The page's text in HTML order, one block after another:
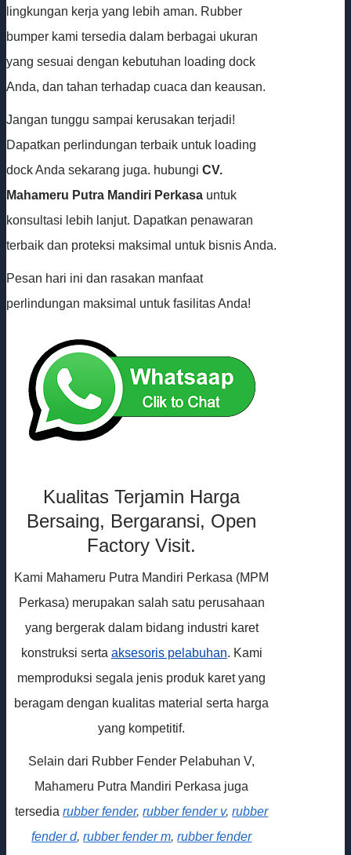
lingkungan kerja yang lebih aman. Rubber
bumper kami tersedia dalam berbagai ukuran
yang sesuai dengan kebutuhan loading dock
Anda, dan tahan terhadap cuaca dan keausan.
Jangan tunggu sampai kerusakan terjadi!
Dapatkan perlindungan terbaik untuk loading
dock Anda sekarang juga. hubungi CV.
Mahameru Putra Mandiri Perkasa untuk
konsultasi lebih lanjut. Dapatkan penawaran
terbaik dan proteksi maksimal untuk bisnis Anda.
Pesan hari ini dan rasakan manfaat
perlindungan maksimal untuk fasilitas Anda!
Kualitas Terjamin Harga
Bersaing, Bergaransi, Open
Factory Visit.
Kami Mahameru Putra Mandiri Perkasa (MPM
Perkasa) merupakan salah satu perusahaan
yang bergerak dalam bidang industri karet
konstruksi serta aksesoris pelabuhan. Kami
memproduksi segala jenis produk karet yang
beragam dengan kualitas material serta harga
yang kompetitif.
Selain dari Rubber Fender Pelabuhan V,
Mahameru Putra Mandiri Perkasa juga
tersedia rubber fender,rubber fender v,rubber
fender d,rubber fender m,rubber fender